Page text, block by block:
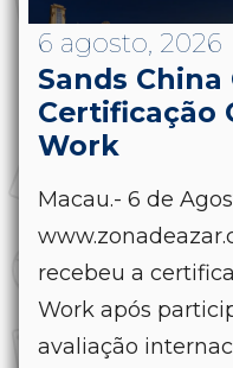
6 agosto, 2026
Sands
Certificação
Work
Macau.- 6 de
recebeu a
Work após
avaliação